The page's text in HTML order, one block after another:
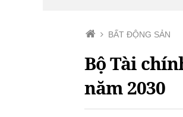
BẤT ĐỘNG SẢN
Bộ Tài
năm 2030